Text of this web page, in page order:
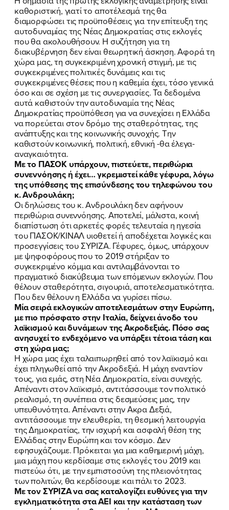
ΠΟΙΑ ΕΙΜΑΙ
ΕΡΓΟ
ΕΚΔΗΛΩΣΕΙΣ
ΝΕΑ
ΕΛΑ ΚΙ ΕΣΥ
FB IN TW YT LN VB TIKTOK
καθοριστική, γιατί το αποτέλεσμά της θα
διαμορφώσει τις προϋποθέσεις για την επίτευξη της
αυτοδυναμίας της Νέας Δημοκρατίας στις εκλογές
που θα ακολουθήσουν. Η συζήτηση για τη
διακυβέρνηση δεν είναι θεωρητική άσκηση. Αφορά τη
χώρα μας, τη συγκεκριμένη χρονική στιγμή, με τις
συγκεκριμένες πολιτικές δυνάμεις και τις
συγκεκριμένες θέσεις που η καθεμία έχει, τόσο γενικά
όσο και σε σχέση με τις συνεργασίες. Τα δεδομένα
αυτά καθιστούν την αυτοδυναμία της Νέας
Δημοκρατίας προϋπόθεση για να συνεχίσει η Ελλάδα
να πορεύεται στον δρόμο της σταθερότητας, της
ανάπτυξης και της κοινωνικής συνοχής. Την
καθιστούν κοινωνική, πολιτική, εθνική -θα έλεγα-
αναγκαιότητα.
Με το ΠΑΣΟΚ υπάρχουν, πιστεύετε, περιθώρια
συνεννόησης ή έχει… γκρεμιστεί κάθε γέφυρα, λόγω
της υπόθεσης της επισύνδεσης του τηλεφώνου του
κ. Ανδρουλάκη;
Οι δηλώσεις του κ. Ανδρουλάκη δεν αφήνουν
περιθώρια συνεννόησης. Αποτελεί, μάλιστα, κοινή
διαπίστωση ότι αρκετές φορές τελευταία η ηγεσία
του ΠΑΣΟΚ/ΚΙΝΑΛ υιοθετεί ή αποδέχεται λογικές και
προσεγγίσεις του ΣΥΡΙΖΑ. Γέφυρες, όμως, υπάρχουν
με ψηφοφόρους που το 2019 στήριξαν το
συγκεκριμένο κόμμα και αντιλαμβάνονται το
πραγματικό διακύβευμα των επόμενων εκλογών. Που
θέλουν σταθερότητα, σιγουριά, αποτελεσματικότητα.
Που δεν θέλουν η Ελλάδα να γυρίσει πίσω.
Μία σειρά εκλογικών αποτελεσμάτων στην Ευρώπη,
με πιο πρόσφατο στην Ιταλία, δείχνει άνοδο του
λαϊκισμού και δυνάμεων της Ακροδεξιάς. Πόσο σας
ανησυχεί το ενδεχόμενο να υπάρξει τέτοια τάση και
στη χώρα μας;
Η χώρα μας έχει ταλαιπωρηθεί από τον λαϊκισμό και
έχει πληγωθεί από την Ακροδεξιά. Η μάχη εναντίον
τους, για εμάς, στη Νέα Δημοκρατία, είναι συνεχής.
Απέναντι στον λαϊκισμό, αντιτάσσουμε τον πολιτικό
ρεαλισμό, τη συνέπεια στις δεσμεύσεις μας, την
υπευθυνότητα. Απέναντι στην Ακρα Δεξιά,
αντιτάσσουμε την ελευθερία, τη θεσμική λειτουργία
της Δημοκρατίας, την ισχυρή και ασφαλή θέση της
Ελλάδας στην Ευρώπη και τον κόσμο. Δεν
εφησυχάζουμε. Πρόκειται για μια καθημερινή μάχη,
μια μάχη που κερδίσαμε στις εκλογές του 2019 και
πιστεύω ότι, με την εμπιστοσύνη της πλειονότητας
των πολιτών, θα κερδίσουμε και πάλι το 2023.
Με τον ΣΥΡΙΖΑ να σας καταλογίζει ευθύνες για την
εγκληματικότητα στα ΑΕΙ και την κατάσταση των